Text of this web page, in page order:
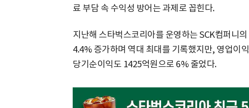
료 부담 속 수익성 방어는 과제로 꼽힌다.
지난해 스타벅스코리아를 운영하는 SCK컴퍼니
4.4% 증가하며 역대 최대를 기록했지만, 영업이
당기순이익도 1425억원으로 6% 줄었다.